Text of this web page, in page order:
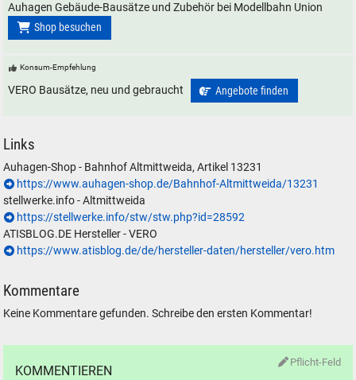
Auhagen Gebäude-Bausätze und Zubehör bei Modellbahn Union
Shop besuchen
Konsum-Empfehlung
VERO Bausätze, neu und gebraucht Angebote finden
Links
Auhagen-Shop - Bahnhof Altmittweida, Artikel 13231
https://www.auhagen-shop.de/Bahnhof-Altmittweida/13231
stellwerke.info - Altmittweida
https://stellwerke.info/stw/stw.php?id=28592
ATISBLOG.DE Hersteller - VERO
https://www.atisblog.de/de/hersteller-daten/hersteller/vero.htm
Kommentare
Keine Kommentare gefunden. Schreibe den ersten Kommentar!
Pflicht-Feld
KOMMENTIEREN